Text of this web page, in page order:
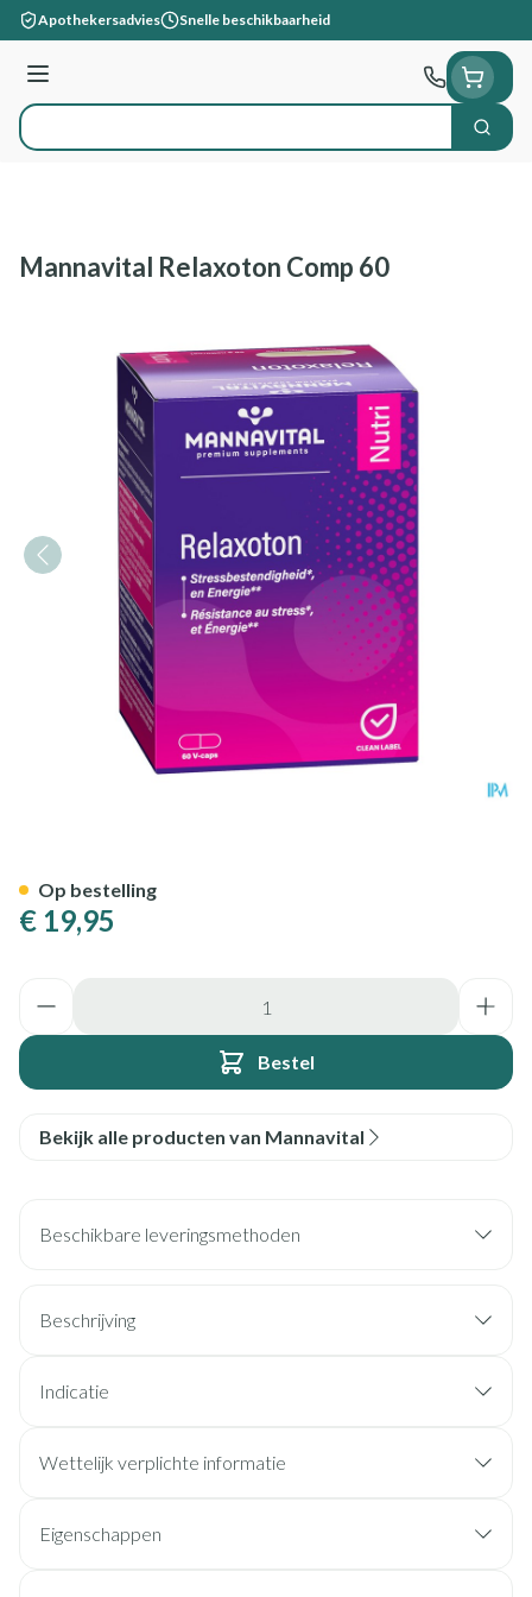
Ga naar de inhoud
Apothekersadvies Snelle beschikbaarheid
Menu
Product, merk, categorie... Zoek
Mannavital Relaxoton Comp 60
€ 19,95
Bestel
Op bestelling
Bekijk alle producten van Mannavital
Beschikbare leveringsmethoden
Beschrijving
Indicatie
Wettelijk verplichte informatie
Eigenschappen